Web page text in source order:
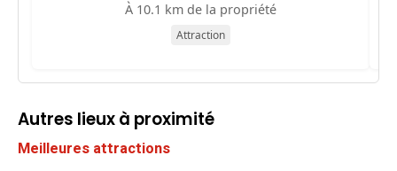
À 10.1 km de la propriété
Attraction
Autres lieux à proximité
Meilleures attractions